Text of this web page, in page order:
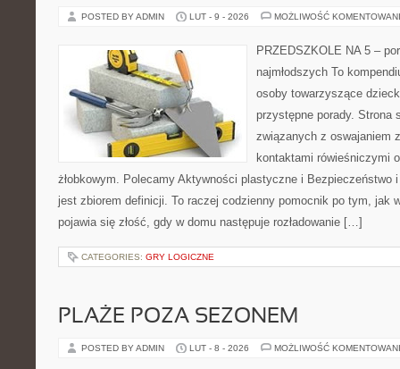
POSTED BY ADMIN LUT - 9 - 2026 MOŻLIWOŚĆ
PRZEDSZKOLE NA 5 –
najmłodszych To
osoby towarzyszące
przystępne porady. Strona
związanych z oswajaniem
kontaktami rówieśniczymi
żłobkowym. Polecamy Aktywności plastyczne i Bezpieczeństwo
jest zbiorem definicji. To raczej codzienny pomocnik po tym, jak
pojawia się złość, gdy w domu następuje rozładowanie […]
CATEGORIES: GRY LOGICZNE
PLAŻE POZA SEZONEM
POSTED BY ADMIN LUT - 8 - 2026 MOŻLIWOŚĆ